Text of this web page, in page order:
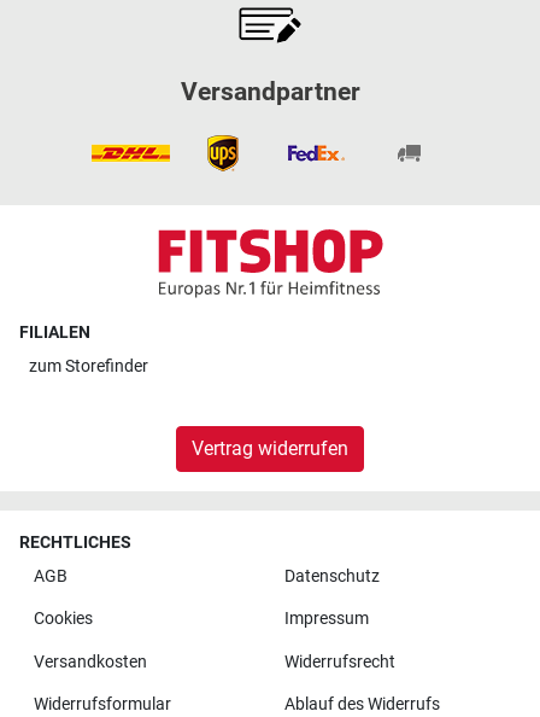
Versandpartner
FILIALEN
zumStorefinder
Vertrag widerrufen
RECHTLICHES
AGB
Datenschutz
Cookies Impressum
Versandkosten Widerrufsrecht
Widerrufsformular Ablauf des Widerrufs